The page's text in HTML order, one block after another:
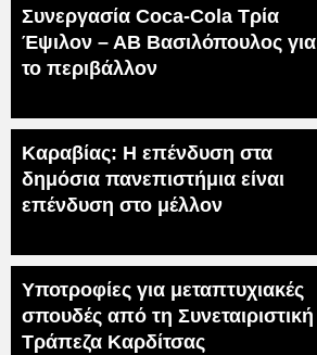
Συνεργασία Coca-Cola Τρία
Έψιλον – ΑΒ Βασιλόπουλος για
το περιβάλλον
Καραβίας: Η επένδυση στα
δημόσια πανεπιστήμια είναι
επένδυση στο μέλλον
Υποτροφίες για μεταπτυχιακές
σπουδές από τη Συνεταιριστική
Τράπεζα Καρδίτσας